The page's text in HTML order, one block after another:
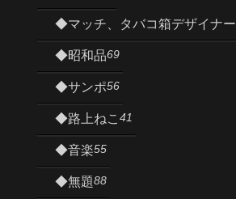
◆マッチ、タバコ箱デザイナー
◆昭和品69
◆サンポ56
◆路上ねこ 41
◆音楽55
◆無題88